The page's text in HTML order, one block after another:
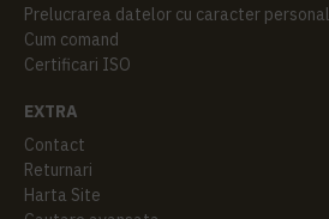
Prelucrarea datelor cu caracter personal
Cum comand
Certificari ISO
EXTRA
Contact
Returnari
Harta Site